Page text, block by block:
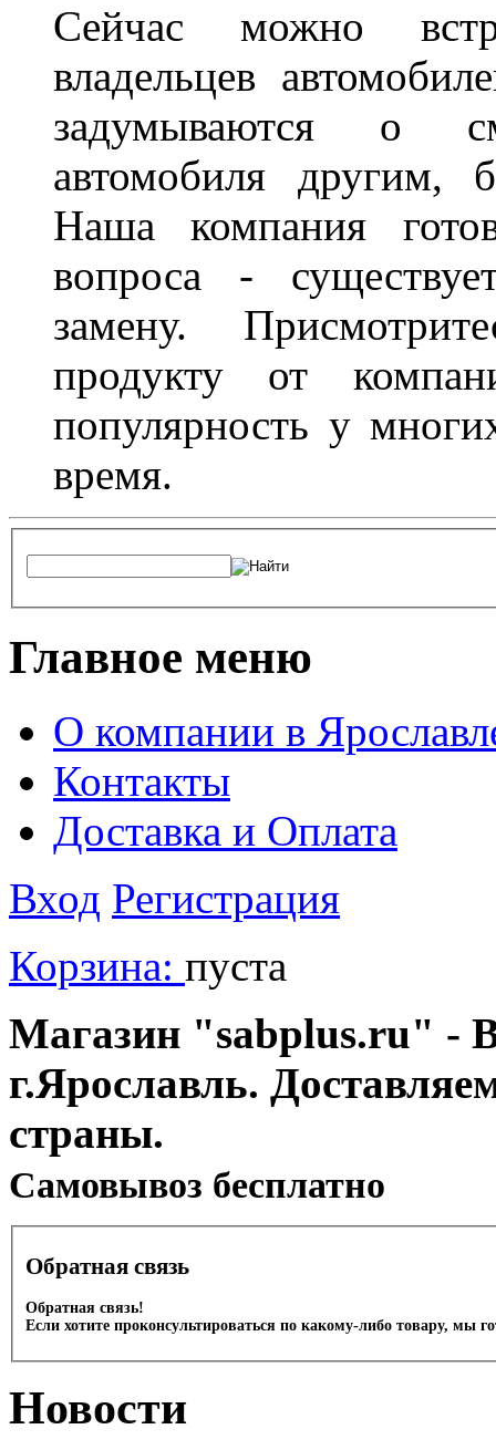
Сейчас можно
владельцев
задумываются о
автомобиля другим,
Наша компания
вопроса -
замену.
продукту от
популярность у
время.
Главное меню
О компании в
Контакты
Доставка и Оплата
Вход Регистрация
Корзина: пуста
Магазин "sabplus.ru" -
г.Ярославль.
страны.
Cамовывоз бесплатно
Обратная связь
Обратная связь!
Если хотите проконсультироваться по какому-либо товару, мы
Новости